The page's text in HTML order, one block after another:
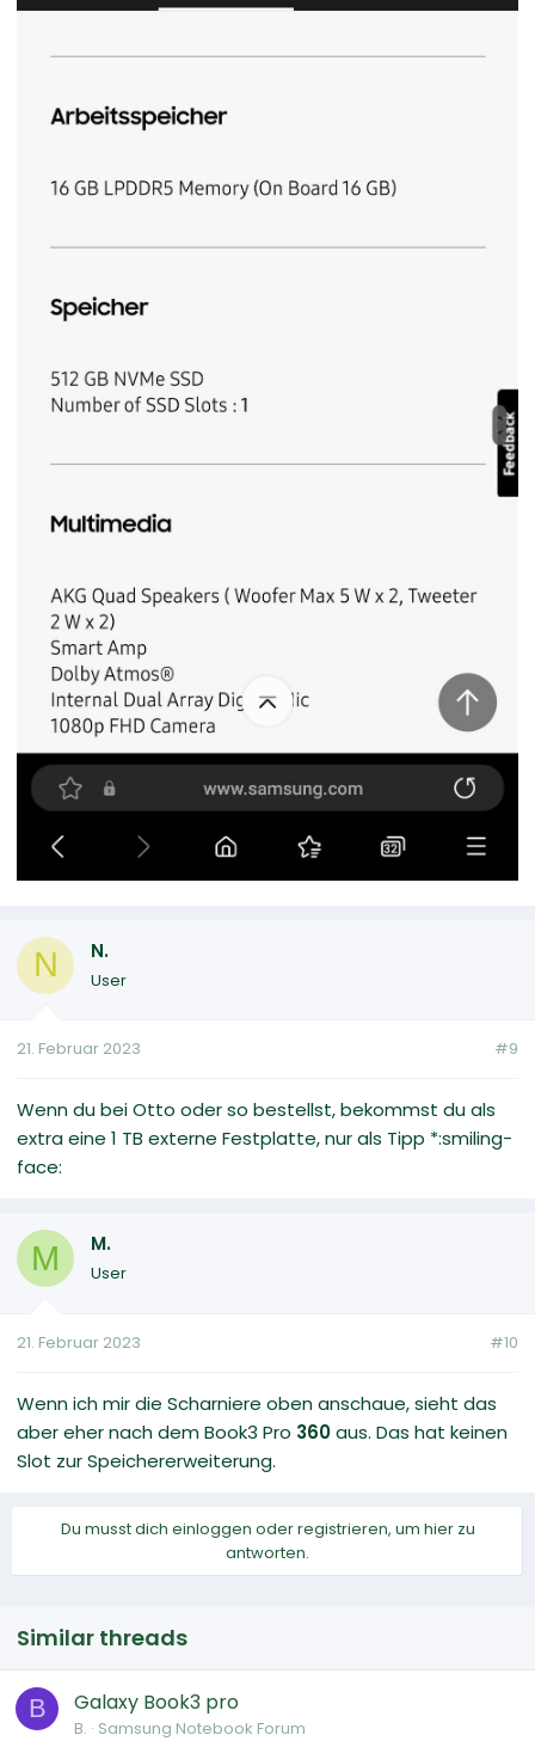
N N.
User
21. Februar 2023 #9
Wenn du bei Otto oder so bestellst, bekommst du als
extra eine 1 TB externe Festplatte, nur als Tipp *:smiling-
face:
M M.
User
21. Februar 2023 #10
Wenn ich mir die Scharniere oben anschaue, sieht das
aber eher nach dem Book3 Pro 360aus. Das hat keinen
Slot zur Speichererweiterung.
Du musst dich einloggen oder registrieren, um hier zu
antworten.
Similar threads
B Galaxy Book3 pro
B. Samsung Notebook Forum